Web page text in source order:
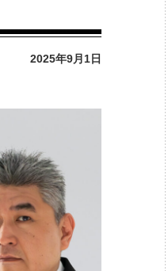
2025年9月1日